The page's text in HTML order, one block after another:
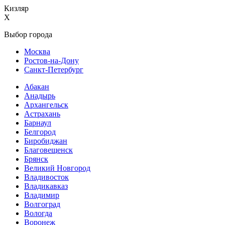
Кизляр
X
Выбор города
Москва
Ростов-на-Дону
Санкт-Петербург
Абакан
Анадырь
Архангельск
Астрахань
Барнаул
Белгород
Биробиджан
Благовещенск
Брянск
Великий Новгород
Владивосток
Владикавказ
Владимир
Волгоград
Вологда
Воронеж